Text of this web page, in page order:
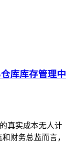
库库存管理中
真实成本无人计
财务总监而言，